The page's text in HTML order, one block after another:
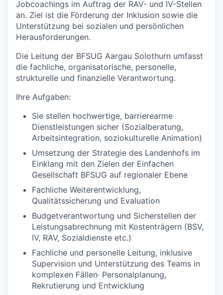
Jobcoachings im Auftrag der RAV- und IV-Stellen
an. Ziel ist die Förderung der Inklusion sowie die
Unterstützung bei sozialen und persönlichen
Herausforderungen.
Die Leitung der BFSUG Aargau Solothurn umfasst
die fachliche, organisatorische, personelle,
strukturelle und finanzielle Verantwortung.
Ihre Aufgaben:
Sie stellen hochwertige, barrierearme
Dienstleistungen sicher (Sozialberatung,
Arbeitsintegration, soziokulturelle Animation)
Umsetzung der Strategie des Landenhofs im
Einklang mit den Zielen der Einfachen
Gesellschaft BFSUG auf regionaler Ebene
Fachliche Weiterentwicklung,
Qualitätssicherung und Evaluation
Budgetverantwortung und Sicherstellen der
Leistungsabrechnung mit Kostenträgern (BSV,
IV, RAV, Sozialdienste etc.)
Fachliche und personelle Leitung, inklusive
Supervision und Unterstützung des Teams in
komplexen Fällen· Personalplanung,
Rekrutierung und Entwicklung